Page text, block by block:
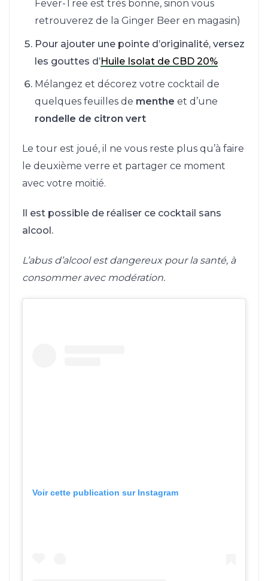
Fever-Tree est très bonne, sinon vous
retrouverez de la Ginger Beer en magasin)
Pour ajouter une pointe d’originalité, versez
les gouttes d’Huile Isolat de CBD 20%
Mélangez et décorez votre cocktail de
quelques feuilles de menthe et d’une
rondelle de citron vert
Le tour est joué, il ne vous reste plus qu’à faire
le deuxième verre et partager ce moment
avec votre moitié.
Il est possible de réaliser ce cocktail sans
alcool.
L’abus d’alcool est dangereux pour la santé, à
consommer avec modération.
Voir cette publication sur Instagram